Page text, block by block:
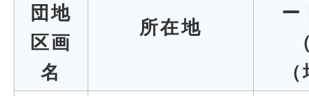
団地
区画
名
所在地
ー